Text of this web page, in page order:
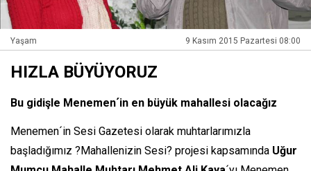
Yaşam 9 Kasım 2015 Pazartesi 08:00
HIZLA BÜYÜYORUZ
Bu gidişle Menemen´in en büyük mahallesi olacağız
Menemen´in Sesi Gazetesi olarak muhtarlarımızla
başladığımız ?Mahallenizin Sesi? projesi kapsamında Uğur